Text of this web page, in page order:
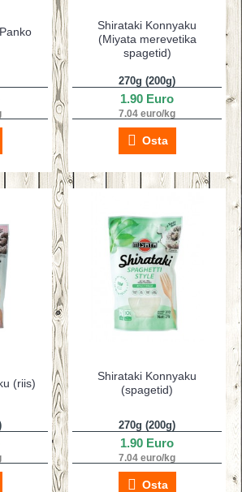
Shirataki Konnyaku
(Miyata merevetika
spagetid)
270g (200g)
1.90 Euro
7.04 euro/kg
Osta
(riis)
Shirataki Konnyaku
(spagetid)
270g (200g)
1.90 Euro
7.04 euro/kg
Osta